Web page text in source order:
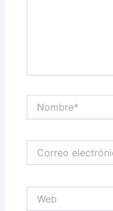
electrónico*